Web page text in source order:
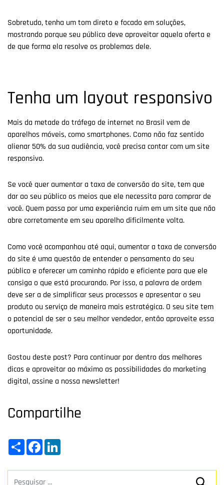
Sobretudo, tenha um tom direto e focado em soluções,
mostrando porque seu público deve aproveitar aquela oferta e
de que forma ela resolve os problemas dele.
Tenha um layout responsivo
Mais da metade do tráfego de internet no Brasil vem de
aparelhos móveis, como smartphones. Como não faz sentido
alienar 50% da sua audiência, você precisa contar com um site
responsivo.
Se você quer aumentar a taxa de conversão do site, tem que
dar ao seu público os meios que ele necessita para comprar de
você. Quem passa por uma experiência ruim em um site que não
abre corretamente em seu aparelho dificilmente volta.
Como você acompanhou até aqui, aumentar a taxa de conversão
do site é uma questão de entender o pensamento do seu
público e oferecer um caminho rápido e eficiente para que ele
consiga o que está procurando. Por isso, a palavra de ordem
deve ser a de simplificar seus processos e apresentar o seu
produto ou serviço de maneira mais estratégica. O seu site tem
o potencial de ser o seu melhor vendedor, então aproveite essa
oportunidade.
Gostou deste post? Para continuar por dentro das melhores
dicas e aproveitar ao máximo as possibilidades do marketing
digital, assine a nossa newsletter!
Compartilhe
ShareFacebook